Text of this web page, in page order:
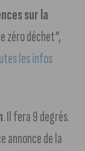
sur la
zéro déchet”,
les infos
. Il fera 9 degrés.
annonce de la